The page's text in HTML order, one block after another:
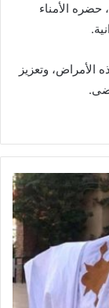
الأمناء
وتعزيز